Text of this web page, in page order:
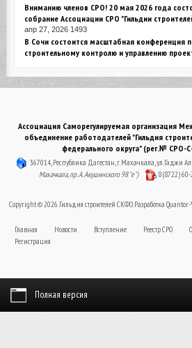
Вниманию членов СРО! 20 мая 2026 года
собрание Ассоциации СРО "Гильдии
апр 27, 2026 1493
В Сочи состоится масштабная конференция
строительному контролю и управлению
Ассоциация Саморегулируемая организация
объединение работодателей "Гильдия
федерального округа" (рег.№ СРО-
367014, Республика Дагестан, г. Махачкала, ул. Гаджи
Махачкала, пр. А. Акушинского 98 "е")
8 (8722)
Copyright © 2026. Гильдия строителей СКФО. Разработка
Главная Новости Вступление Реестр СРО
Регистрация
Полная версия